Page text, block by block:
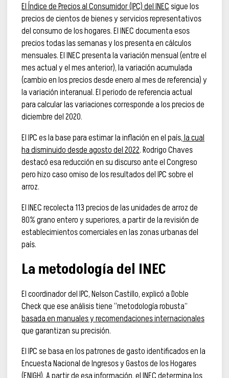
El Índice de Precios al Consumidor (IPC) del INECsigue los
precios de cientos de bienes y servicios representativos
del consumo de los hogares. El INEC documenta esos
precios todas las semanas y los presenta en cálculos
mensuales. El INEC presenta la variación mensual (entre el
mes actual y el mes anterior), la variación acumulada
(cambio en los precios desde enero al mes de referencia) y
la variación interanual. El periodo de referencia actual
para calcular las variaciones corresponde a los precios de
diciembre del 2020.
El IPC es la base para estimar la inflación en el país,la cual
ha disminuido desde agosto del 2022. Rodrigo Chaves
destacó esa reducción en su discurso ante el Congreso
pero hizo caso omiso de los resultados del IPC sobre el
arroz.
El INEC recolecta 113 precios de las unidades de arroz de
80% grano entero y superiores, a partir de la revisión de
establecimientos comerciales en las zonas urbanas del
país.
La metodología del INEC
El coordinador del IPC, Nelson Castillo, explicó a Doble
Check que ese análisis tiene “metodología robusta”
basada en manuales y recomendaciones internacionales
que garantizan su precisión.
El IPC se basa en los patrones de gasto identificados en la
Encuesta Nacional de Ingresos y Gastos de los Hogares